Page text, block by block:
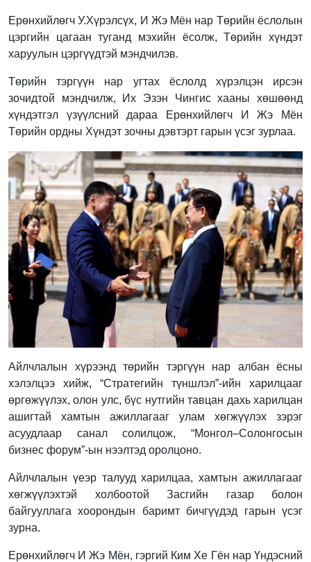
Ерөнхийлөгч У.Хүрэлсүх, И Жэ Мён нар Төрийн ёслолын
цэргийн цагаан туганд мэхийн ёсолж, Төрийн хүндэт
харуулын цэргүүдтэй мэндчилэв.
Төрийн тэргүүн нар угтах ёслолд хүрэлцэн ирсэн
зочидтой мэндчилж, Их Эзэн Чингис хааны хөшөөнд
хүндэтгэл үзүүлсний дараа Ерөнхийлөгч И Жэ Мён
Төрийн ордны Хүндэт зочны дэвтэрт гарын үсэг зурлаа.
Айлчлалын хүрээнд төрийн тэргүүн нар албан ёсны
хэлэлцээ хийж, “Стратегийн түншлэл”-ийн харилцааг
өргөжүүлэх, олон улс, бүс нутгийн тавцан дахь харилцан
ашигтай хамтын ажиллагааг улам хөгжүүлэх зэрэг
асуудлаар санал солилцож, “Монгол–Солонгосын
бизнес форум”-ын нээлтэд оролцоно.
Айлчлалын үеэр талууд харилцаа, хамтын ажиллагааг
хөгжүүлэхтэй холбоотой Засгийн газар болон
байгууллага хоорондын баримт бичгүүдэд гарын үсэг
зурна.
Ерөнхийлөгч И Жэ Мён, гэргий Ким Хе Гён нар Үндэсний